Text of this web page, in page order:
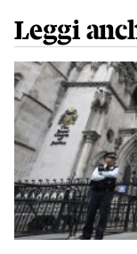
Leggi